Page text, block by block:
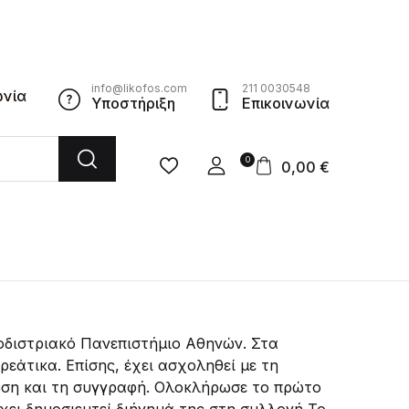
info@likofos.com
Υποστήριξη
211 0030548
Επικοινωνία
0 0,00 €
Πανεπιστήμιο Αθηνών. Στα
Επίσης, έχει ασχοληθεί με τη
και τη συγγραφή. Ολοκλήρωσε το πρώτο